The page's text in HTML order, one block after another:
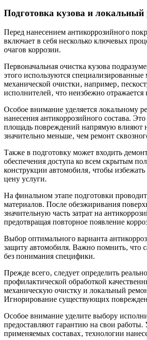
Подготовка кузова и локальный
Перед нанесением антикоррозийного
включает в себя несколько ключевых
очагов коррозии.
Первоначальная очистка кузова
этого используются
механической очистки‚ например‚
исполнителей‚ что неизбежно отражается
Особое внимание уделяется локальному
нанесения антикоррозийного состава.
площадь повреждений напрямую влияют
значительно меньше‚ чем ремонт
Также в подготовку может входить
обеспечения доступа ко всем скрытым
конструкции автомобиля‚ чтобы
цену услуги.
На финальном этапе подготовки
материалов. После обезжиривания
значительную часть затрат на
предотвращая повторное появление
Выбор оптимального варианта
защиту автомобиля. Важно помнить‚ что
без понимания специфики.
Прежде всего‚ следует определить
профилактической обработкой
механическую очистку и локальный
Игнорирование существующих
Особое внимание уделите выбору
предоставляют гарантию на свои работы.
применяемых составах‚ технологии